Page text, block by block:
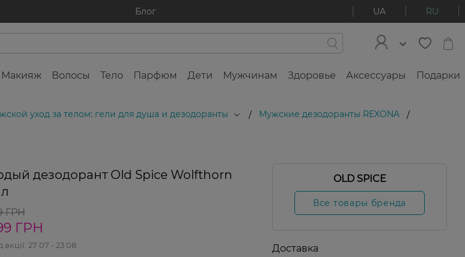
Блог UA RU
Макияж Волосы Тело Парфюм Дети Мужчинам Здоровье Аксессуары Подарки
уход за телом: гели для душа и дезодоранты / Мужские дезодоранты REXONA
/
дезодорант Old Spice Wolfthorn
ГРН
ГРН
акції: 27 07 - 23 08
OLD SPICE
Все товары бренда
Доставка